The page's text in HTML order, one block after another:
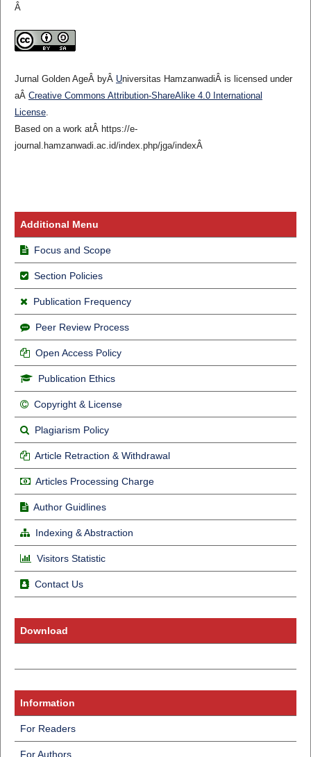
Â
Jurnal Golden AgeÂ byÂ Universitas HamzanwadiÂ is licensed under
aÂ Creative Commons Attribution-ShareAlike 4.0 International
License.
Based on a work atÂ https://e-
journal.hamzanwadi.ac.id/index.php/jga/indexÂ
Additional Menu
Focus and Scope
Section Policies
Publication Frequency
Peer Review Process
Open Access Policy
Publication Ethics
Copyright & License
Plagiarism Policy
Article Retraction & Withdrawal
Articles Processing Charge
Author Guidlines
Indexing & Abstraction
Visitors Statistic
Contact Us
Download
Information
For Readers
For Authors